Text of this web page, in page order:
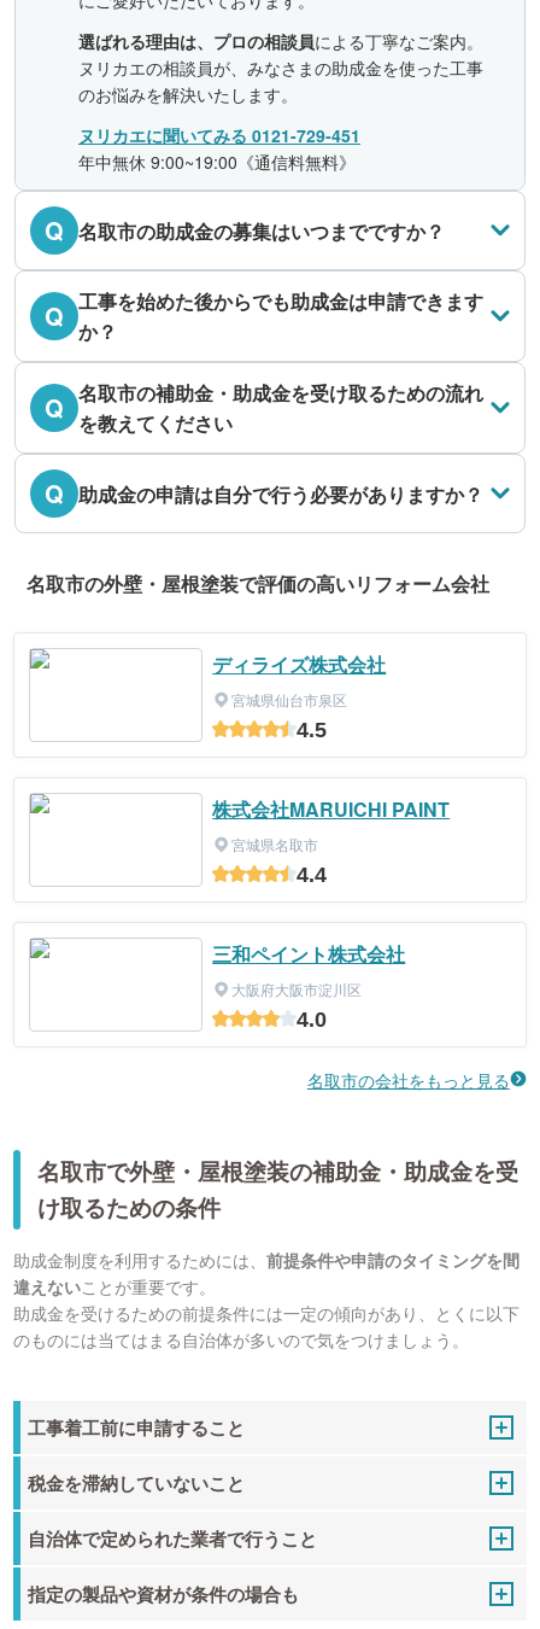
選ばれる理由は、プロの相談員による丁寧なご案内。
ヌリカエの相談員が、みなさまの助成金を使った工事
のお悩みを解決いたします。
ヌリカエに聞いてみる 0121-729-451
年中無休 9:00~19:00《通信料無料》
Q 名取市の助成金の募集はいつまでですか？
Q 工事を始めた後からでも助成金は申請できます
か？
Q 名取市の補助金・助成金を受け取るための流れ
を教えてください
Q 助成金の申請は自分で行う必要がありますか？
名取市の外壁・屋根塗装で評価の高いリフォーム会社
ディライズ株式会社
宮城県仙台市泉区
4.5
株式会社MARUICHI PAINT
宮城県名取市
4.4
三和ペイント株式会社
大阪府大阪市淀川区
4.0
名取市の会社をもっと見る
名取市で外壁・屋根塗装の補助金・助成金を受
け取るための条件
助成金制度を利用するためには、前提条件や申請のタイミングを間
違えないことが重要です。
助成金を受けるための前提条件には一定の傾向があり、とくに以下
のものには当てはまる自治体が多いので気をつけましょう。
工事着工前に申請すること
税金を滞納していないこと
自治体で定められた業者で行うこと
指定の製品や資材が条件の場合も